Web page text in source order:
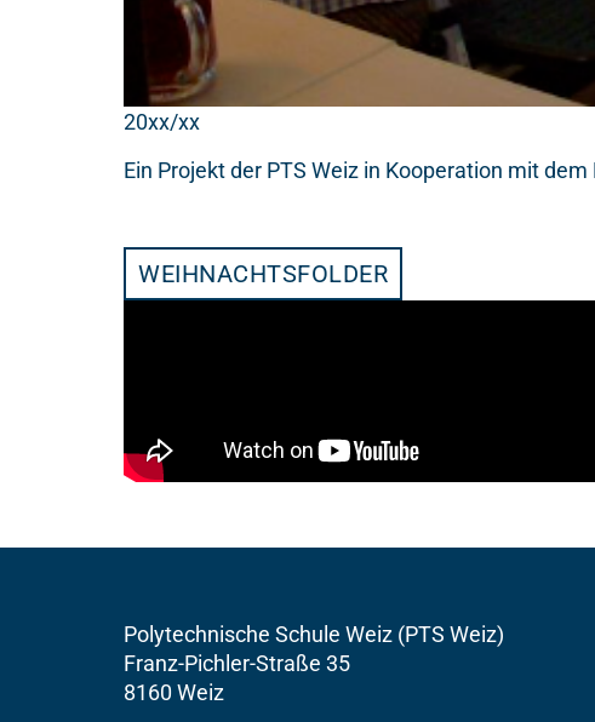
20xx/xx
Ein Projekt der PTS Weiz in Kooperation mit
WEIHNACHTSFOLDER
Polytechnische Schule Weiz (PTS Weiz)
Franz-Pichler-Straße 35
8160 Weiz